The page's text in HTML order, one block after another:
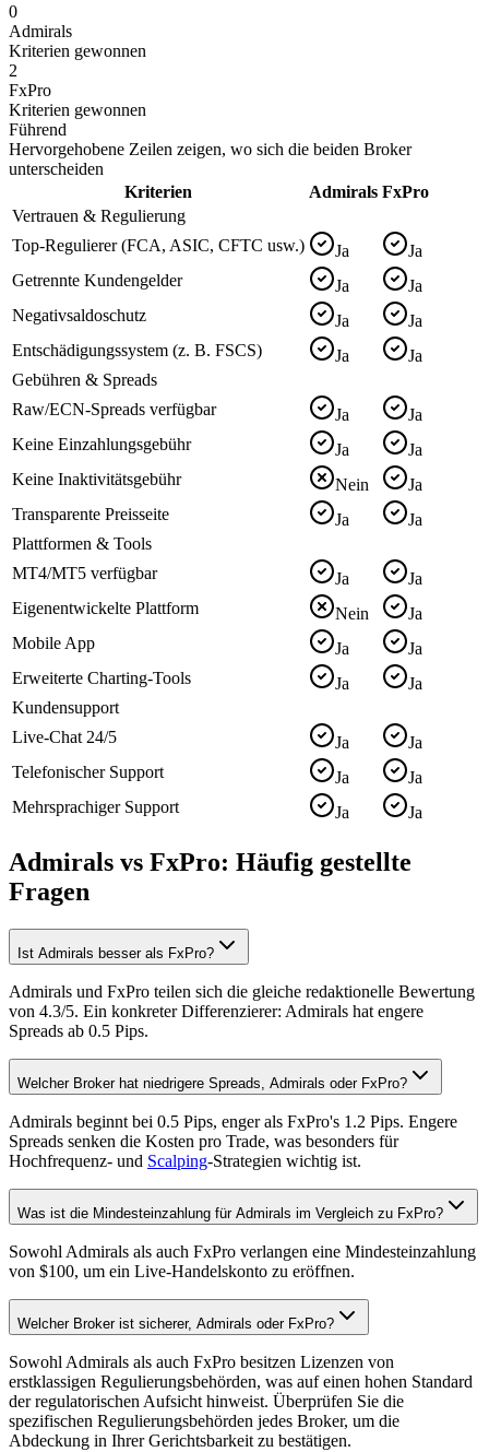
0
Admirals
Kriterien gewonnen
2
FxPro
Kriterien gewonnen
Führend
Hervorgehobene Zeilen zeigen, wo sich die beiden Broker
unterscheiden
Kriterien
Admirals FxPro
Vertrauen & Regulierung
Top-Regulierer (FCA, ASIC, CFTC usw.)
Ja
Ja
Getrennte Kundengelder
Ja
Ja
Negativsaldoschutz
Ja
Ja
Entschädigungssystem (z. B. FSCS)
Ja
Ja
Gebühren & Spreads
Raw/ECN-Spreads verfügbar
Ja
Ja
Keine Einzahlungsgebühr
Ja
Ja
Keine Inaktivitätsgebühr
Nein
Ja
Transparente Preisseite
Ja
Ja
Plattformen & Tools
MT4/MT5 verfügbar
Ja
Ja
Eigenentwickelte Plattform
Nein
Ja
Mobile App
Ja
Ja
Erweiterte Charting-Tools
Ja
Ja
Kundensupport
Live-Chat 24/5
Ja
Ja
Telefonischer Support
Ja
Ja
Mehrsprachiger Support
Ja Ja
Admirals vs FxPro: Häufig gestellte
Fragen
Ist Admirals besser als FxPro?
Admirals und FxPro teilen sich die gleiche redaktionelle Bewertung
von 4.3/5. Ein konkreter Differenzierer: Admirals hat engere
Spreads ab 0.5 Pips.
Welcher Broker hat niedrigere Spreads, Admirals oder FxPro?
Admirals beginnt bei 0.5 Pips, enger als FxPro's 1.2 Pips. Engere
Spreads senken die Kosten pro Trade, was besonders für
Hochfrequenz- und Scalping-Strategien wichtig ist.
Was ist die Mindesteinzahlung für Admirals im Vergleich zu FxPro?
Sowohl Admirals als auch FxPro verlangen eine Mindesteinzahlung
von $100, um ein Live-Handelskonto zu eröffnen.
Welcher Broker ist sicherer, Admirals oder FxPro?
Sowohl Admirals als auch FxPro besitzen Lizenzen von
erstklassigen Regulierungsbehörden, was auf einen hohen Standard
der regulatorischen Aufsicht hinweist. Überprüfen Sie die
spezifischen Regulierungsbehörden jedes Broker, um die
Abdeckung in Ihrer Gerichtsbarkeit zu bestätigen.